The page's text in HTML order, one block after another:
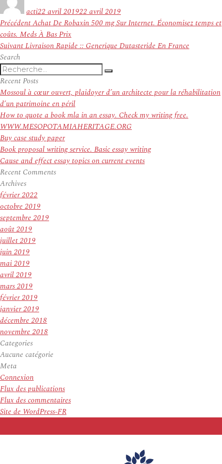
actile
22 avril 201922 avril 2019
Navigation
de
l’article
PrécédentArticle
précédent :
Achat De Robaxin 500 mg Sur Internet. Économisez temps et
coûts. Meds À Bas Prix
SuivantArticle
Livraison Rapide :: Generique Dutasteride En France
Search
Recherche
pour
:
Recherche
Recent Posts
Mossoul à cœur ouvert, plaidoyer d’un architecte pour la réhabilitation
d’un patrimoine en péril
How to quote a book mla in an essay. Check my writing free.
WWW.MESOPOTAMIAHERITAGE.ORG
Buy case study paper
Book proposal writing service. Basic essay writing
Cause and effect essay topics on current events
Recent Comments
Archives
février 2022
octobre 2019
septembre 2019
août 2019
juillet 2019
juin 2019
mai 2019
avril 2019
mars 2019
février 2019
janvier 2019
décembre 2018
novembre 2018
Categories
Aucune catégorie
Meta
Connexion
Flux des publications
Flux des commentaires
Site de WordPress-FR